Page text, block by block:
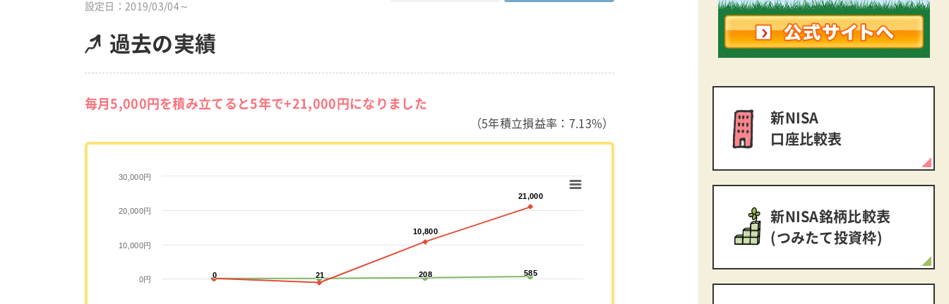
設定日：2019/03/04～
過去の実績
毎月5,000円を積み立てると5年で+21,000円になりました
（5年積立損益率：7.13%）
0
0 21
21 208
208 585
585
10,800
10,800
21,000
21,000
0円
10,000円
20,000円
30,000円
新NISA
口座比較表
新NISA銘柄比較表
(つみたて投資枠)